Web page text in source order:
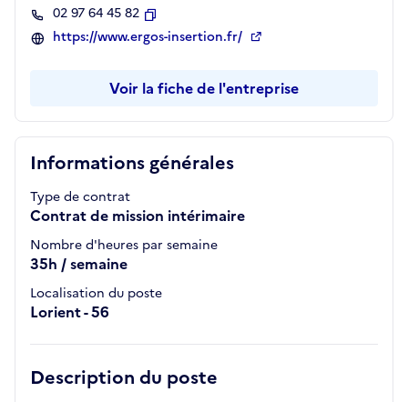
Informations générales
Type de contrat
Contrat de mission intérimaire
Nombre d'heures par semaine
35h / semaine
Localisation du poste
Lorient - 56
Description du poste
02 97 64 45 82
Copier
https://www.ergos-insertion.fr/
Voir la fiche de l'entreprise